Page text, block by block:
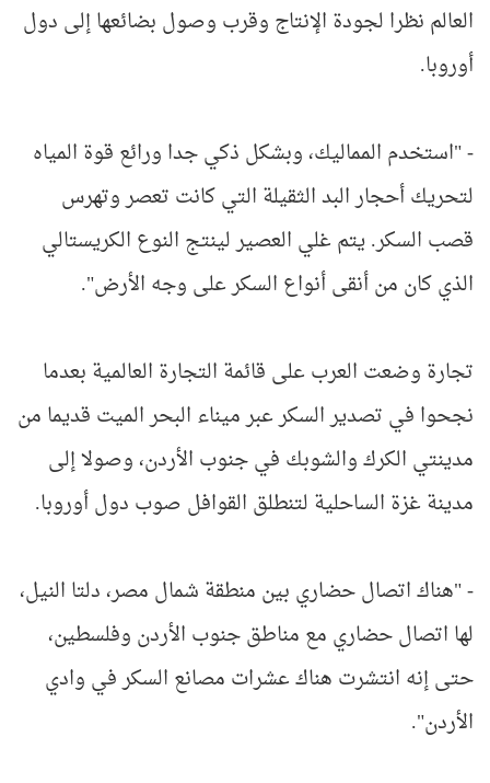
العالم نظرا لجودة الإنتاج وقرب وصول بضائعها إلى دول
أوروبا.
- "استخدم المماليك، وبشكل ذكي جدا ورائع قوة المياه
لتحريك أحجار البد الثقيلة التي كانت تعصر وتهرس
قصب السكر. يتم غلي العصير لينتج النوع الكريستالي
الذي كان من أنقى أنواع السكر على وجه الأرض".
تجارة وضعت العرب على قائمة التجارة العالمية بعدما
نجحوا في تصدير السكر عبر ميناء البحر الميت قديما من
مدينتي الكرك والشوبك في جنوب الأردن، وصولا إلى
مدينة غزة الساحلية لتنطلق القوافل صوب دول أوروبا.
- "هناك اتصال حضاري بين منطقة شمال مصر، دلتا النيل،
لها اتصال حضاري مع مناطق جنوب الأردن وفلسطين،
حتى إنه انتشرت هناك عشرات مصانع السكر في وادي
الأردن".